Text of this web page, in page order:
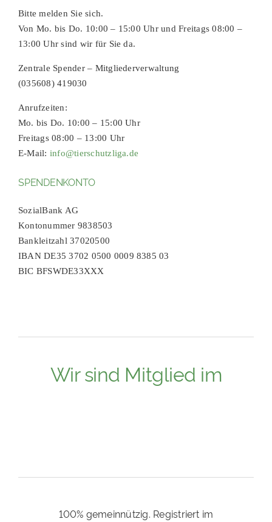
Bitte melden Sie sich.
Von Mo. bis Do. 10:00 – 15:00 Uhr und Freitags 08:00 –
13:00 Uhr sind wir für Sie da.
Zentrale Spender – Mitgliederverwaltung
(035608) 419030
Anrufzeiten:
Mo. bis Do. 10:00 – 15:00 Uhr
Freitags 08:00 – 13:00 Uhr
E-Mail: info@tierschutzliga.de
SPENDENKONTO
SozialBank AG
Kontonummer 9838503
Bankleitzahl 37020500
IBAN DE35 3702 0500 0009 8385 03
BIC BFSWDE33XXX
Wir sind Mitglied im
100% gemeinnützig. Registriert im